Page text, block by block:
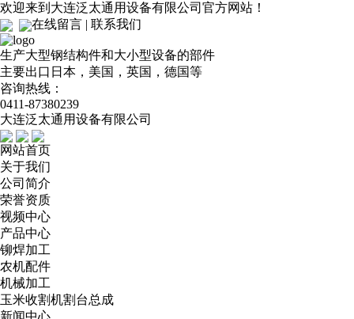
欢迎来到大连泛太通用设备有限公司官方网站！
在线留言 | 联系我们
生产大型钢结构件和大小型设备的部件
主要出口日本，美国，英国，德国等
咨询热线：
0411-87380239
大连泛太通用设备有限公司
网站首页
关于我们
公司简介
荣誉资质
视频中心
产品中心
铆焊加工
农机配件
机械加工
玉米收割机割台总成